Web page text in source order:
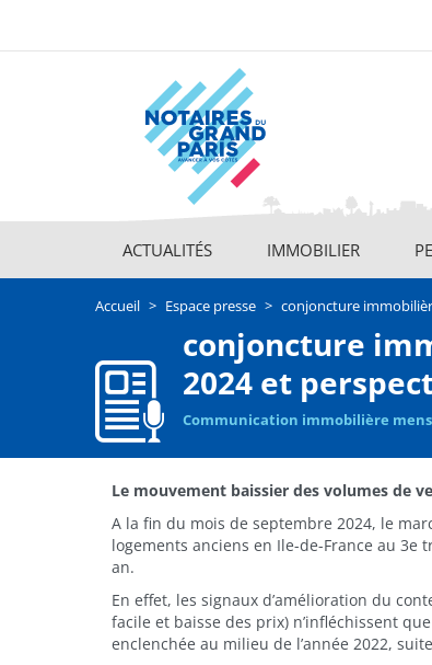
contenu
navigation
ACTUALITÉS IMMOBILIER
Accueil Espace presse conjoncture
conjoncture
2024 et
Communication immobilière
Le mouvement baissier des volumes de
A la fin du mois de septembre 2024, le
logements anciens en Ile-de-France au
an.
En effet, les signaux d’amélioration du
facile et baisse des prix) n’infléchissent
enclenchée au milieu de l’année 2022,